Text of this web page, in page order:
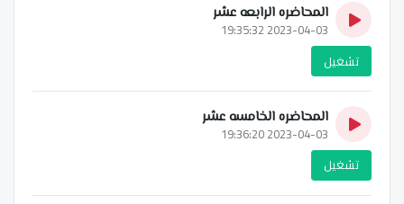
المحاضره الرابعه عشر
2023-04-03 19:35:32
تشغيل
المحاضره الخامسه عشر
2023-04-03 19:36:20
تشغيل